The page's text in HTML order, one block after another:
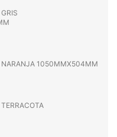
NARANJA 1050MMX504MM